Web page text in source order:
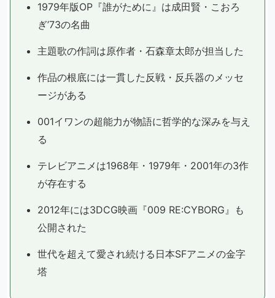
1979年版OP『誰がために』は成田賢・こおろ
ぎ’73の名曲
主題歌の作詞は原作者・石森章太郎が担当した
作品の根底には一貫した反戦・反兵器のメッセ
ージがある
001イワンの超能力が物語に哲学的な深みを与え
る
テレビアニメは1968年・1979年・2001年の3作
が存在する
2012年には3DCG映画『009 RE:CYBORG』も
公開された
世代を超えて愛され続ける日本SFアニメの金字
塔